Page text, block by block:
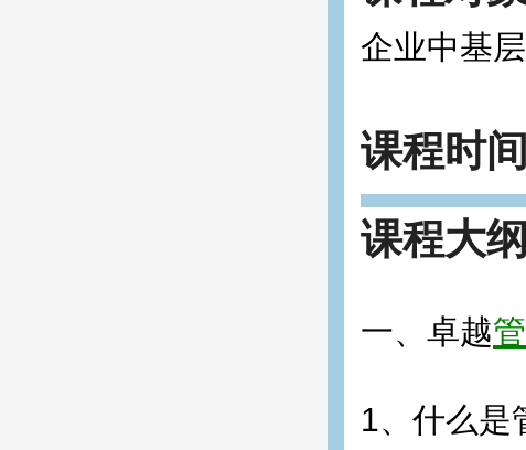
企业中基
课程时间
课程大纲
一、卓越
1、什么是